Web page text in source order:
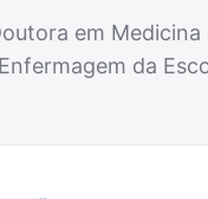
em
da